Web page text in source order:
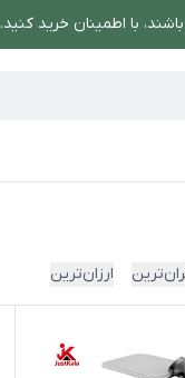
با اطمینان خرید کنید.
ارزان‌ترین